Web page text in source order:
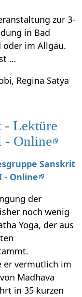
zur 3-
in Bad
oder im Allgäu.
…
Regina Satya
- Lektüre
- Online
Sanskrit
- Online
der
noch wenig
Yoga, der aus
er vermutlich im
Madhava
in 35 kurzen